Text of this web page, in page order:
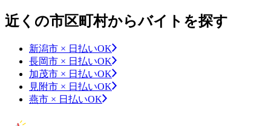
近くの市区町村からバイトを探す
新潟市 × 日払いOK
長岡市 × 日払いOK
加茂市 × 日払いOK
見附市 × 日払いOK
燕市 × 日払いOK